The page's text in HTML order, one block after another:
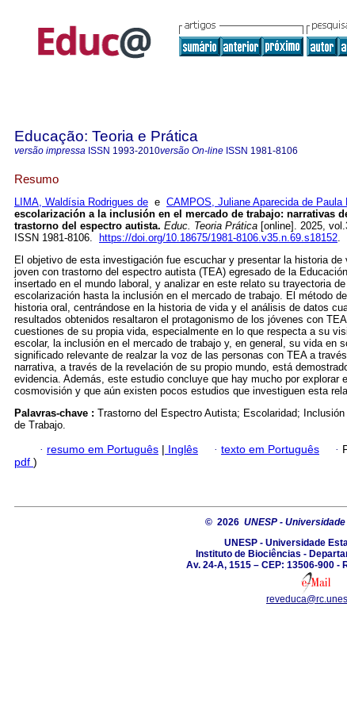
Educação: Teoria e Prática
versão impressa ISSN 1993-2010versão On-line ISSN 1981-8106
Resumo
LIMA, Waldísia Rodrigues de e CAMPOS, Juliane Aparecida de Paula
escolarización a la inclusión en el mercado de trabajo: narrativas
trastorno del espectro autista. Educ. Teoria Prática [online]. 2025,
ISSN 1981-8106.
https://doi.org/10.18675/1981-8106.v35.n.69.s18152.
El objetivo de esta investigación fue escuchar y presentar la historia de
joven con trastorno del espectro autista (TEA) egresado de la
insertado en el mundo laboral, y analizar en este relato su trayectoria
escolarización hasta la inclusión en el mercado de trabajo. El método
historia oral, centrándose en la historia de vida y el análisis de datos
resultados obtenidos resaltaron el protagonismo de los jóvenes con
cuestiones de su propia vida, especialmente en lo que respecta a su
escolar, la inclusión en el mercado de trabajo y, en general, su vida en
significado relevante de realzar la voz de las personas con TEA a
narrativa, a través de la revelación de su propio mundo, está
evidencia. Además, este estudio concluye que hay mucho por explorar
cosmovisión y que aún existen pocos estudios que investiguen esta
Palavras-chave : Trastorno del Espectro Autista; Escolaridad;
de Trabajo.
· resumo em Português | Inglês · texto em Português ·
pdf )
© 2026 UNESP -
UNESP - Universidade
Instituto de Biociências -
Av. 24-A, 1515 – CEP: 13506-900 -